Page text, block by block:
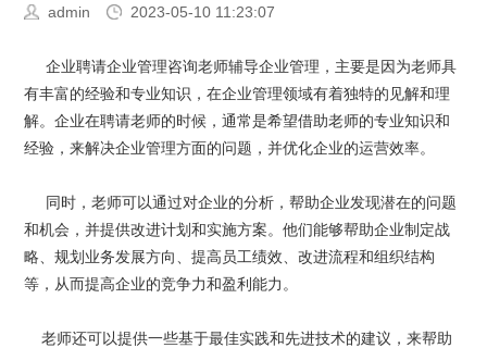
admin 2023-05-10 11:23:07
企业聘请企业管理咨询老师辅导企业管理，主要是因为老师具
有丰富的经验和专业知识，在企业管理领域有着独特的见解和理
解。企业在聘请老师的时候，通常是希望借助老师的专业知识和
经验，来解决企业管理方面的问题，并优化企业的运营效率。
同时，老师可以通过对企业的分析，帮助企业发现潜在的问题
和机会，并提供改进计划和实施方案。他们能够帮助企业制定战
略、规划业务发展方向、提高员工绩效、改进流程和组织结构
等，从而提高企业的竞争力和盈利能力。
老师还可以提供一些基于最佳实践和先进技术的建议，来帮助